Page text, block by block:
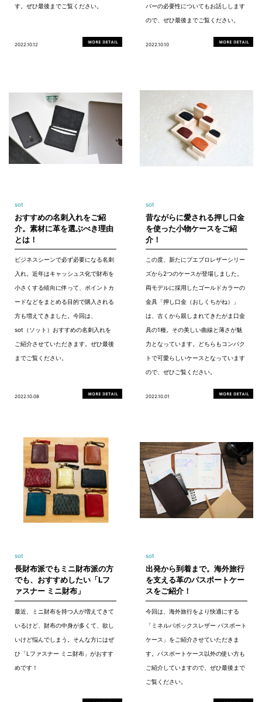
す。ぜひ最後までご覧ください。
2022.10.12
バーの必要性についてもお話しします
ので、ぜひ最後までご覧ください。
2022.10.10
sot
おすすめの名刺入れをご紹
介。素材に革を選ぶべき理由
とは！
ビジネスシーンで必ず必要になる名刺
入れ。近年はキャッシュス化で財布を
小さくする傾向に伴って、ポイントカ
ードなどをまとめる目的で購入される
方も増えてきました。今回は、
sot（ソット）おすすめの名刺入れを
ご紹介させていただきます。ぜひ最後
までご覧ください。
2022.10.08
sot
昔ながらに愛される押し口金
を使った小物ケースをご紹
介！
この度、新たにプエブロレザーシリー
ズから2つのケースが登場しました。
両モデルに採用したゴールドカラーの
金具「押し口金（おしくちがね）」
は、古くから親しまれてきたがま口金
具の1種。その美しい曲線と薄さが魅
力となっています。どちらもコンパク
トで可愛らしいケースとなっています
ので、ぜひご覧ください。
2022.10.01
sot
長財布派でもミニ財布派の方
でも、おすすめしたい「Lフ
ァスナー ミニ財布」
最近、ミニ財布を持つ人が増えてきて
いるけど、財布の中身が多くて、欲し
いけど悩んでしまう。そんな方にはぜ
ひ「Lファスナー ミニ財布」がおすす
めです！
sot
出発から到着まで。海外旅行
を支える革のパスポートケー
スをご紹介！
今回は、海外旅行をより快適にする
「ミネルバボックスレザー パスポート
ケース」をご紹介させていただきま
す。パスポートケース以外の使い方も
ご紹介していますので、ぜひ最後まで
ご覧ください。